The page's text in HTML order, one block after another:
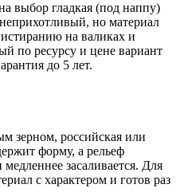
выбор гладкая (под наппу)
но материал
на валиках и
по ресурсу и цене вариант
до 5 лет.
зерном, российская или
форму, а рельеф
засаливается. Для
с характером и готов раз